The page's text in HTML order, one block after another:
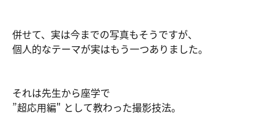
併せて、実は今までの写真もそうですが、
個人的なテーマが実はもう一つありました。
それは先生から座学で
”超応用編" として教わった撮影技法。